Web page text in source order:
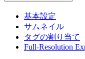
基本設定
サムネイル
タグの割り当て
Full-Resolution